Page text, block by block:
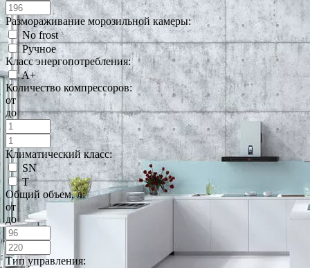
Размораживание морозильной камеры:
No frost
Ручное
Класс энергопотребления:
A+
Количество компрессоров:
от
до
Климатический класс:
SN
T
Общий объем, л:
от
до
Тип управления: